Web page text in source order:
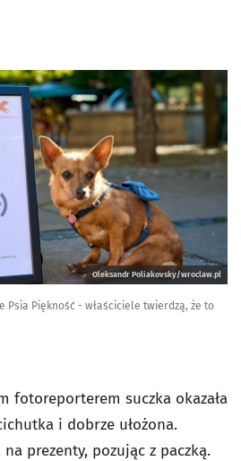
Oleksandr Poliakovsky/wroclaw.pl
Psia Piękność - właściciele twierdzą, że to
fotoreporterem suczka okazała
i dobrze ułożona.
prezenty, pozując z paczką.